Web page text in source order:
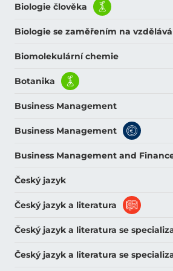
Biologie člověka
Biologie se zaměřením na
Biomolekulární chemie
Botanika
Business Management
Business Management
Business Management and
Český jazyk
Český jazyk a literatura
Český jazyk a literatura se
Český jazyk a literatura se